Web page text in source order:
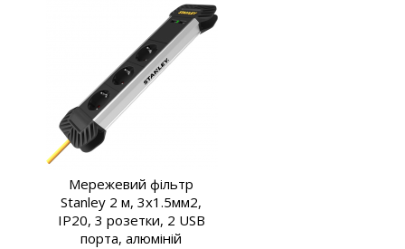
Мережевий фільтр
Stanley 2 м, 3x1.5мм2,
IP20, 3 розетки, 2 USB
порта, алюміній